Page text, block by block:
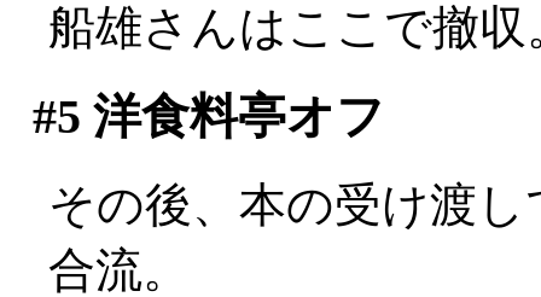
船雄さんはここで撤
#5 洋食料亭オフ
その後、本の受け渡
合流。